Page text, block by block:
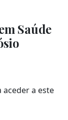
Saúde
aceder a este